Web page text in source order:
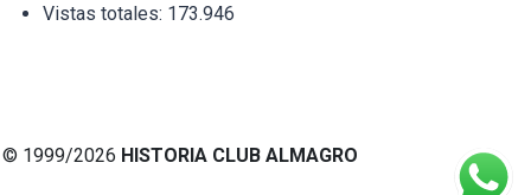
Vistas totales: 173.946
© 1999/2026 HISTORIA CLUB ALMAGRO